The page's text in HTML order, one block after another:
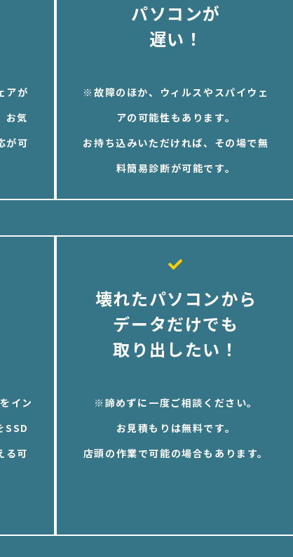
アが
お気
が可
パソコンが
遅い！
※故障のほか、ウィルスやスパイウェ
アの可能性もあります。
お持ち込みいただければ、その場で無
料簡易診断が可能です。
イン
SSD
る可
壊れたパソコンから
データだけでも
取り出したい！
※諦めずに一度ご相談ください。
お見積もりは無料です。
店頭の作業で可能の場合もあります。